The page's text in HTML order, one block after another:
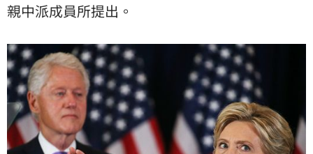
親中派成員所提出。